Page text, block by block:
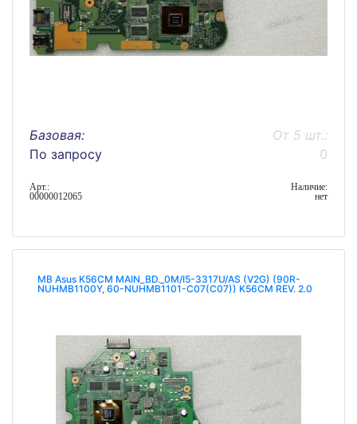
Базовая:
По запросу
От 5 шт.:
0
Арт.:
00000012065
Наличие:
нет
MB Asus K56CM MAIN_BD._0M/I5-3317U/AS (V2G) (90R-
NUHMB1100Y, 60-NUHMB1101-C07(C07)) K56CM REV. 2.0